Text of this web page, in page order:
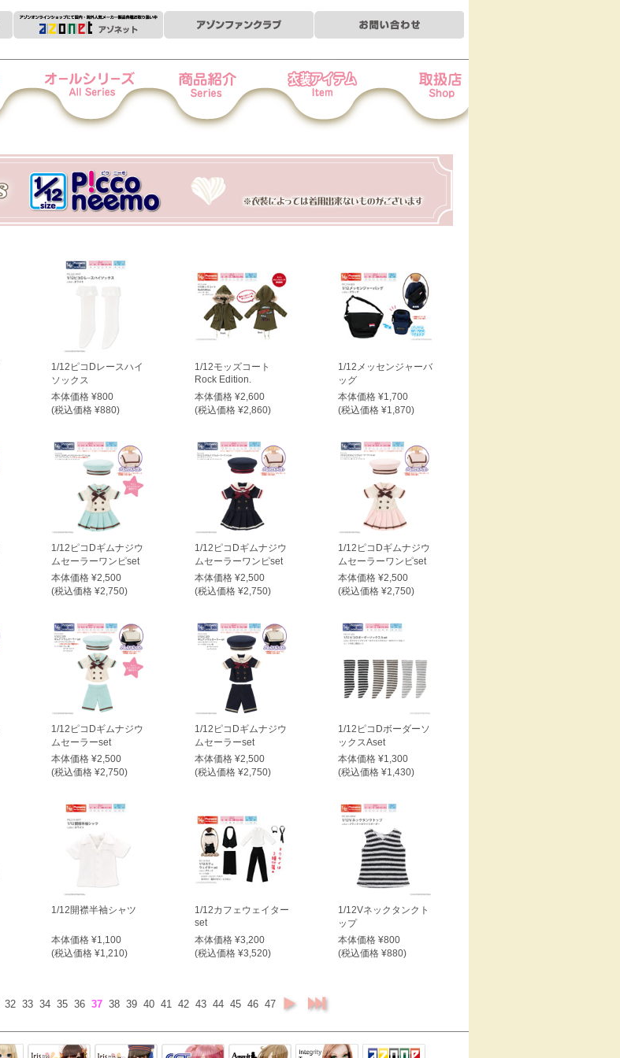
1/12ピコDレースハイ
ソックス
本体価格 ¥800
(税込価格 ¥880)
1/12モッズコート
Rock Edition.
本体価格 ¥2,600
(税込価格 ¥2,860)
1/12メッセンジャーバ
ッグ
本体価格 ¥1,700
(税込価格 ¥1,870)
1/12ピコDギムナジウ
ムセーラーワンピset
本体価格 ¥2,500
(税込価格 ¥2,750)
1/12ピコDギムナジウ
ムセーラーワンピset
本体価格 ¥2,500
(税込価格 ¥2,750)
1/12ピコDギムナジウ
ムセーラーワンピset
本体価格 ¥2,500
(税込価格 ¥2,750)
1/12ピコDギムナジウ
ムセーラーset
本体価格 ¥2,500
(税込価格 ¥2,750)
1/12ピコDギムナジウ
ムセーラーset
本体価格 ¥2,500
(税込価格 ¥2,750)
1/12ピコDボーダーソ
ックスAset
本体価格 ¥1,300
(税込価格 ¥1,430)
1/12開襟半袖シャツ
本体価格 ¥1,100
(税込価格 ¥1,210)
1/12カフェウェイター
set
本体価格 ¥3,200
(税込価格 ¥3,520)
1/12Vネックタンクト
ップ
本体価格 ¥800
(税込価格 ¥880)
32 33 34 35 36 37 38 39 40 41 42 43 44 45 46 47